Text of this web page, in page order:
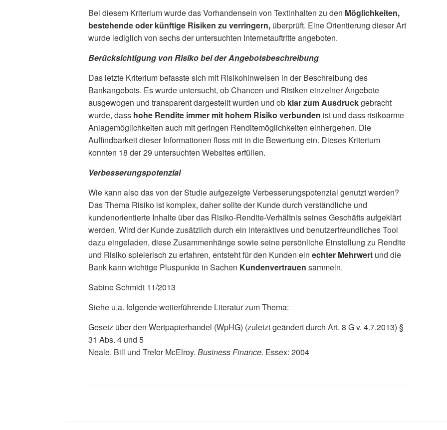
Bei diesem Kriterium wurde das Vorhandensein von Textinhalten zu den Möglichkeiten,
bestehende oder künftige Risiken zu verringern, überprüft. Eine Orientierung dieser Art
wurde lediglich von sechs der untersuchten Internetauftritte angeboten.
Berücksichtigung von Risiko bei der Angebotsbeschreibung
Das letzte Kriterium befasste sich mit Risikohinweisen in der Beschreibung des
Bankangebots. Es wurde untersucht, ob Chancen und Risiken einzelner Angebote
ausgewogen und transparent dargestellt wurden und ob klar zum Ausdruckgebracht
wurde, dass hohe Rendite immer mit hohem Risiko verbunden ist und dass risikoarme
Anlagemöglichkeiten auch mit geringen Renditemöglichkeiten einhergehen. Die
Auffindbarkeit dieser Informationen floss mit in die Bewertung ein. Dieses Kriterium
konnten 18 der 29 untersuchten Websites erfüllen.
Verbesserungspotenzial
Wie kann also das von der Studie aufgezeigte Verbesserungspotenzial genutzt werden?
Das Thema Risiko ist komplex, daher sollte der Kunde durch verständliche und
kundenorientierte Inhalte über das Risiko-Rendite-Verhältnis seines Geschäfts aufgeklärt
werden. Wird der Kunde zusätzlich durch ein interaktives und benutzerfreundliches Tool
dazu eingeladen, diese Zusammenhänge sowie seine persönliche Einstellung zu Rendite
und Risiko spielerisch zu erfahren, entsteht für den Kunden ein echter Mehrwert und die
Bank kann wichtige Pluspunkte in Sachen Kundenvertrauen sammeln.
Sabine Schmidt 11/2013
Siehe u.a. folgende weiterführende Literatur zum Thema:
Gesetz über den Wertpapierhandel (WpHG) (zuletzt geändert durch Art. 8 G v. 4.7.2013) §
31 Abs. 4 und 5
Neale, Bill und Trefor McElroy. Business Finance. Essex: 2004